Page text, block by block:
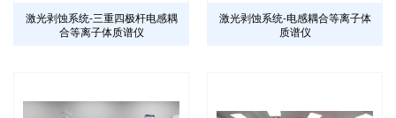
激光剥蚀系统-三重四极杆电感耦
合等离子体质谱仪
激光剥蚀系统-电感耦合等离子体
质谱仪